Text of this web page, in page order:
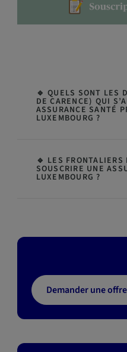
🔹 QUELS SONT LES
DE CARENCE) QUI
ASSURANCE SANTÉ
LUXEMBOURG ?
🔹 LES
SOUSCRIRE UNE
LUXEMBOURG ?
Demander une